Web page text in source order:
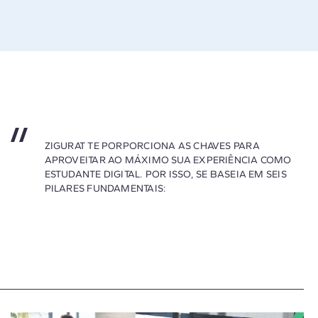
ZIGURAT TE PORPORCIONA AS CHAVES PARA
APROVEITAR AO MÁXIMO SUA EXPERIÊNCIA COMO
ESTUDANTE DIGITAL. POR ISSO, SE BASEIA EM SEIS
PILARES FUNDAMENTAIS: